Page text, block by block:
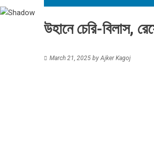
উহানে চেরি-বিলাস,
March 21, 2025 byAjker Kagoj